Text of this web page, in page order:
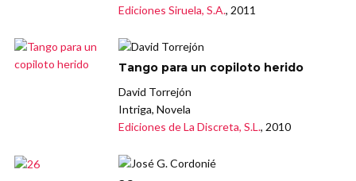
Ediciones Siruela, S.A., 2011
Tango para un copiloto herido
David Torrejón
Intriga, Novela
Ediciones de La Discreta, S.L., 2010